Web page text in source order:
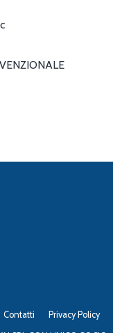
Contatti Privacy Policy